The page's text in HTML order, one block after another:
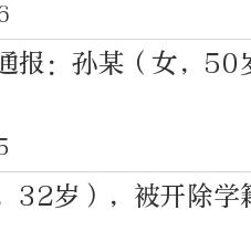
报：孙某（女，50
32岁），被开除学